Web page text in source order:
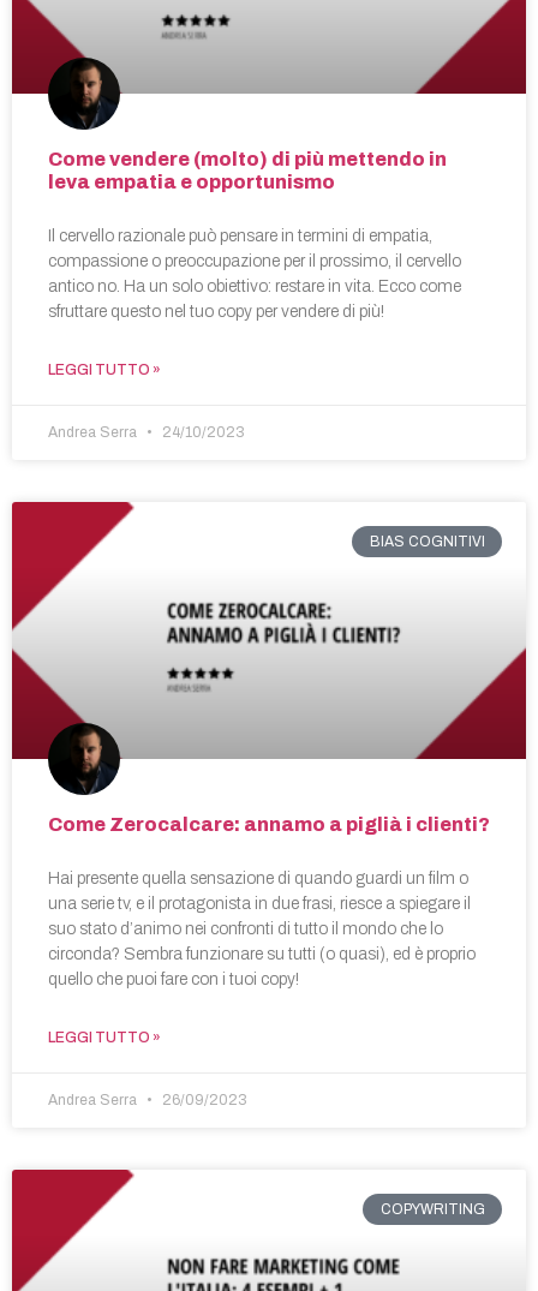
Come vendere (molto) di più mettendo in
leva empatia e opportunismo
Il cervello razionale può pensare in termini di empatia,
compassione o preoccupazione per il prossimo, il cervello
antico no. Ha un solo obiettivo: restare in vita. Ecco come
sfruttare questo nel tuo copy per vendere di più!
LEGGI TUTTO »
Andrea Serra 24/10/2023
BIAS COGNITIVI
Come Zerocalcare: annamo a piglià i clienti?
Hai presente quella sensazione di quando guardi un film o
una serie tv, e il protagonista in due frasi, riesce a spiegare il
suo stato d’animo nei confronti di tutto il mondo che lo
circonda? Sembra funzionare su tutti (o quasi), ed è proprio
quello che puoi fare con i tuoi copy!
LEGGI TUTTO »
Andrea Serra 26/09/2023
COPYWRITING